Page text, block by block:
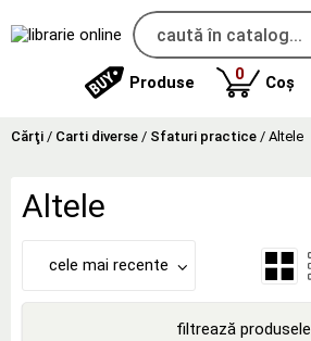
Produse 0produse
Coș
Cărţi / Carti diverse / Sfaturi practice / Altele
Altele
cele mai recente
filtrează produsele